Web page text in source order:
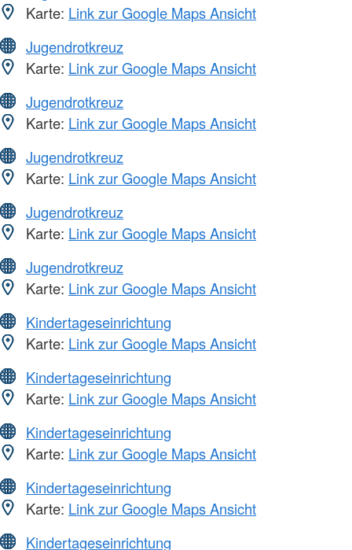
Karte: Link zur Google Maps Ansicht
Jugendrotkreuz
Karte: Link zur Google Maps Ansicht
Jugendrotkreuz
Karte: Link zur Google Maps Ansicht
Jugendrotkreuz
Karte: Link zur Google Maps Ansicht
Jugendrotkreuz
Karte: Link zur Google Maps Ansicht
Jugendrotkreuz
Karte: Link zur Google Maps Ansicht
Kindertageseinrichtung
Karte: Link zur Google Maps Ansicht
Kindertageseinrichtung
Karte: Link zur Google Maps Ansicht
Kindertageseinrichtung
Karte: Link zur Google Maps Ansicht
Kindertageseinrichtung
Karte: Link zur Google Maps Ansicht
Kindertageseinrichtung